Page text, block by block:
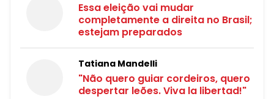
Essa eleição vai mudar
completamente a direita no Brasil;
estejam preparados
Tatiana Mandelli
"Não quero guiar cordeiros, quero
despertar leões. Viva la libertad!"